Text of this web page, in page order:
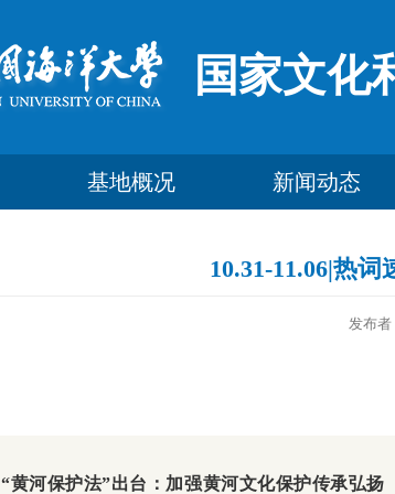
国家文化
基地概况 新闻动态
10.31-11.06|热
发布者
“黄河保护法”出台：加强黄河文化保护传承弘扬